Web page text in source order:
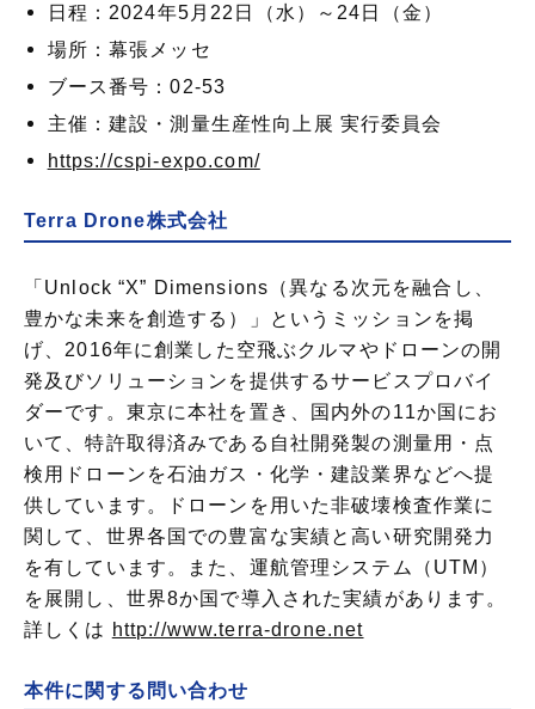
日程：2024年5月22日（水）～24日（金）
場所：幕張メッセ
ブース番号：02-53
主催：建設・測量生産性向上展 実行委員会
https://cspi-expo.com/
Terra Drone株式会社
「Unlock “X” Dimensions（異なる次元を融合し、
豊かな未来を創造する）」というミッションを掲
げ、2016年に創業した空飛ぶクルマやドローンの開
発及びソリューションを提供するサービスプロバイ
ダーです。東京に本社を置き、国内外の11か国にお
いて、特許取得済みである自社開発製の測量用・点
検用ドローンを石油ガス・化学・建設業界などへ提
供しています。ドローンを用いた非破壊検査作業に
関して、世界各国での豊富な実績と高い研究開発力
を有しています。また、運航管理システム（UTM）
を展開し、世界8か国で導入された実績があります。
詳しくは http://www.terra-drone.net
本件に関する問い合わせ